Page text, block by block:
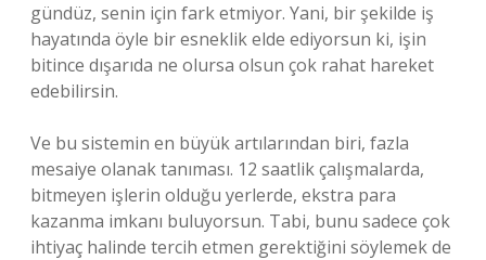
gündüz, senin için fark etmiyor. Yani, bir şekilde iş
hayatında öyle bir esneklik elde ediyorsun ki, işin
bitince dışarıda ne olursa olsun çok rahat hareket
edebilirsin.
Ve bu sistemin en büyük artılarından biri, fazla
mesaiye olanak tanıması. 12 saatlik çalışmalarda,
bitmeyen işlerin olduğu yerlerde, ekstra para
kazanma imkanı buluyorsun. Tabi, bunu sadece çok
ihtiyaç halinde tercih etmen gerektiğini söylemek de